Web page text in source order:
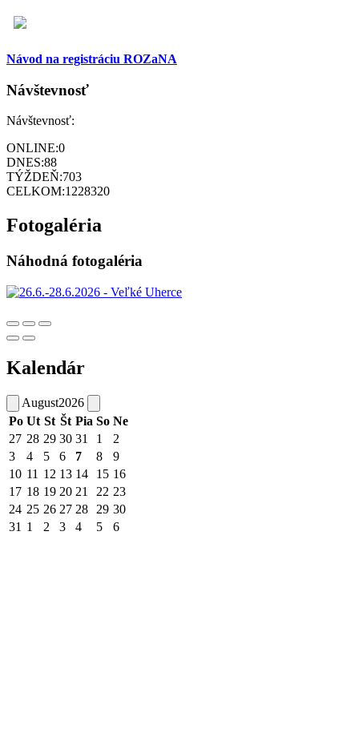
Návod na registráciu ROZaNA
Návštevnosť
Návštevnosť:
ONLINE:0
DNES:88
TÝŽDEŇ:703
CELKOM:1228320
Fotogaléria
Náhodná fotogaléria
Kalendár
August2026
Po Ut St Št Pia So Ne
27 28 29 30 31 1
2
3
4 5 6 7 8
9
10 11 12 13 14 15 16
17 18 19 20 21 22 23
24 25 26 27 28 29 30
31 1 2 3 4 5 6